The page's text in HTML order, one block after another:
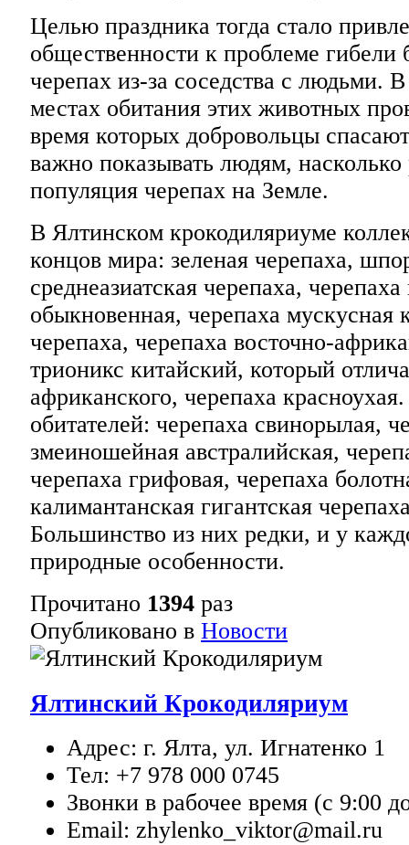
Целью праздника тогда стало
общественности к проблеме гибели
черепах из-за соседства с людьми. В
местах обитания этих животных
время которых добровольцы
важно показывать людям, насколько
популяция черепах на Земле.
В Ялтинском крокодиляриуме
концов мира: зеленая черепаха,
среднеазиатская черепаха,
обыкновенная, черепаха мускусная
черепаха, черепаха восточно-
трионикс китайский, который
африканского, черепаха
обитателей: черепаха свинорылая,
змеиношейная австралийская,
черепаха грифовая, черепаха
калимантанская гигантская
Большинство из них редки, и у
природные особенности.
Прочитано 1394 раз
Опубликовано в Новости
Ялтинский Крокодиляриум
Адрес: г. Ялта, ул. Игнатенко 1
Тел: +7 978 000 0745
Звонки в рабочее время (с 9:00
Email: zhylenko_viktor@mail.ru